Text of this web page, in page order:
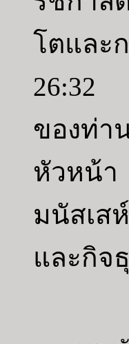
โตและ
26:32
ของท่
หัวหน้า
มนัสเส
และกิจ